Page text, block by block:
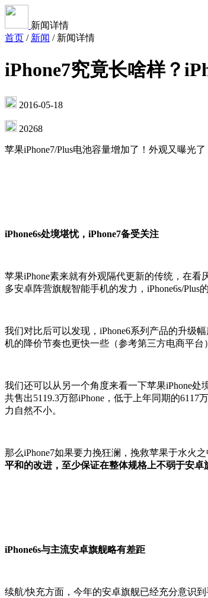
新闻详情
首页 / 新闻 / 新闻详情
iPhone7究竟长啥样？
2016-05-18
20268
苹果iPhone7/Plus电池容量增加了！外观又曝光
iPhone6s处境堪忧，iPhone7备受关注
苹果iPhone素来就有外观隔代更新的传统，在看
多安卓阵营旗舰智能手机的发力，iPhone6s/Plus
我们对比后可以发现，iPhone6系列产品的升级
机的降价节奏也更快一些（参考第三方电商平台
我们还可以从另一个角度来看一下苹果iPhone处
共售出5119.3万部iPhone，低于上年同期的
力自然不小。
那么iPhone7如果要力挽狂澜，挽救苹果于水火
平和的改进，至少保证在整体规格上不弱于安卓
iPhone6s与主流安卓旗舰略有差距
续航/快充方面，今年的安卓旗舰已经充分意识